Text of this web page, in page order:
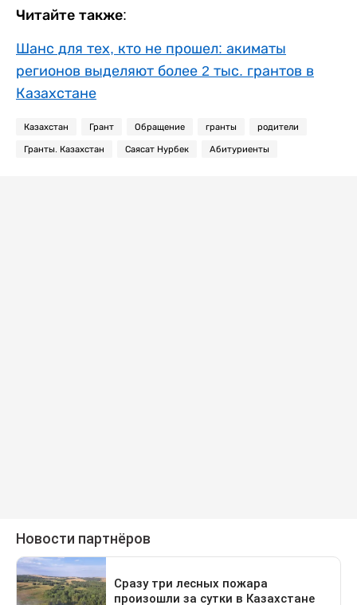
Читайте также:
Шанс для тех, кто не прошел: акиматы
регионов выделяют более 2 тыс. грантов в
Казахстане
Казахстан Грант Обращение гранты родители
Гранты. Казахстан Саясат Нурбек Абитуриенты